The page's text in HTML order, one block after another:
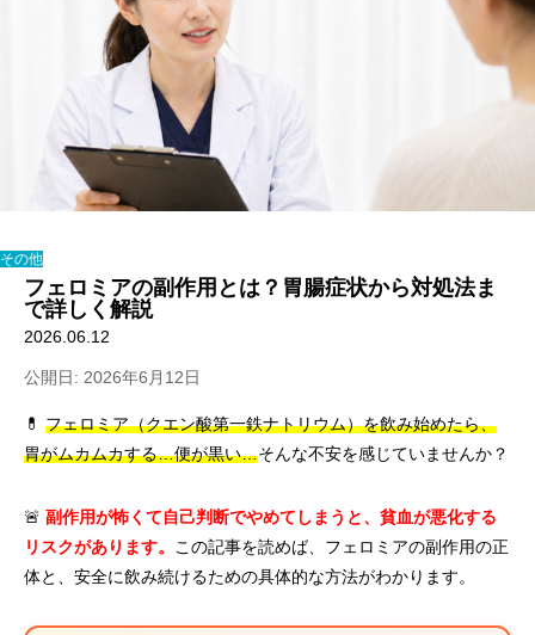
その他
フェロミアの副作用とは？胃腸症状から対処法ま
で詳しく解説
2026.06.12
公開日: 2026年6月12日
💊 フェロミア（クエン酸第一鉄ナトリウム）を飲み始めたら、
胃がムカムカする…便が黒い…そんな不安を感じていませんか？
🚨 副作用が怖くて自己判断でやめてしまうと、貧血が悪化する
リスクがあります。
この記事を読めば、フェロミアの副作用の正
体と、安全に飲み続けるための具体的な方法がわかります。